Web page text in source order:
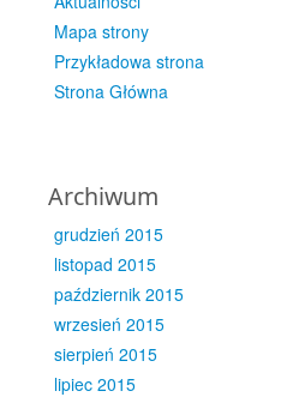
Mapa strony
Przykładowa strona
Strona Główna
Archiwum
grudzień 2015
listopad 2015
październik 2015
wrzesień 2015
sierpień 2015
lipiec 2015